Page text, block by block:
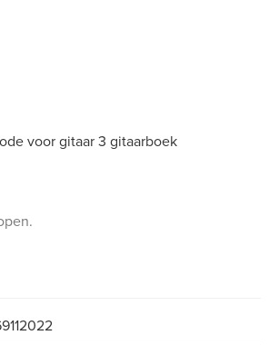
voor gitaar 3 gitaarboek